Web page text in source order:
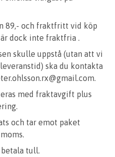
89,- och fraktfritt vid köp
dock inte fraktfria .
skulle uppstå (utan att vi
ska du kontakta
.
med fraktavgift plus
och tar emot paket
betala tull.